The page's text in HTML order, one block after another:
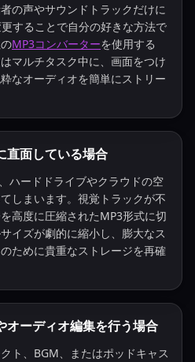
の声やサウンドトラックだけに
することで自分の好きな方法で
MP3コンバーターを使用する
マルチタスク中に、画面をつけ
なオーディオを簡単にストリー
直面している場合
ハードドライブやクラウドの空
しまいます。視覚トラックが不
高度に圧縮されたMP3形式に切
イズが劇的に縮小し、膨大なス
ために貴重なストレージを再確
オーディオ編集を行う場合
ト、BGM、またはポッドキャス